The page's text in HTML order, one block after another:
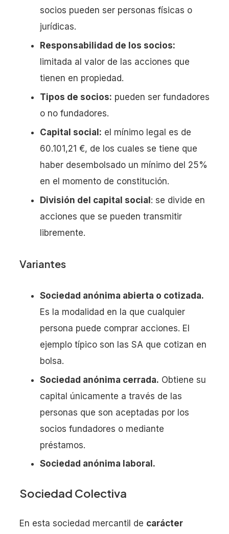
socios pueden ser personas físicas o
jurídicas.
Responsabilidad de los socios:
limitada al valor de las acciones que
tienen en propiedad.
Tipos de socios: pueden ser fundadores
o no fundadores.
Capital social: el mínimo legal es de
60.101,21 €, de los cuales se tiene que
haber desembolsado un mínimo del 25%
en el momento de constitución.
División del capital social: se divide en
acciones que se pueden transmitir
libremente.
Variantes
Sociedad anónima abierta o cotizada.
Es la modalidad en la que cualquier
persona puede comprar acciones. El
ejemplo típico son las SA que cotizan en
bolsa.
Sociedad anónima cerrada. Obtiene su
capital únicamente a través de las
personas que son aceptadas por los
socios fundadores o mediante
préstamos.
Sociedad anónima laboral.
Sociedad Colectiva
En esta sociedad mercantil de carácter